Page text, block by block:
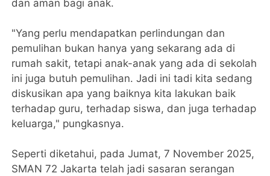
dan aman bagi anak.
"Yang perlu mendapatkan perlindungan dan
pemulihan bukan hanya yang sekarang ada di
rumah sakit, tetapi anak-anak yang ada di sekolah
ini juga butuh pemulihan. Jadi ini tadi kita sedang
diskusikan apa yang baiknya kita lakukan baik
terhadap guru, terhadap siswa, dan juga terhadap
keluarga," pungkasnya.
Seperti diketahui, pada Jumat, 7 November 2025,
SMAN 72 Jakarta telah jadi sasaran serangan